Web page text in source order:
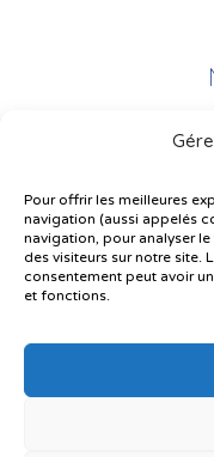
Pour offrir les meilleures
navigation (aussi appelés
navigation, pour analyser
des visiteurs sur notre site.
consentement peut avoir
et fonctions.